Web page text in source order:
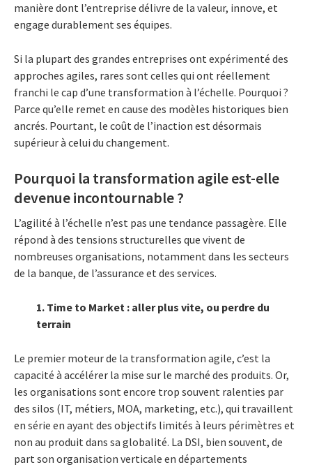
manière dont l’entreprise délivre de la valeur, innove, et
engage durablement ses équipes.
Si la plupart des grandes entreprises ont expérimenté des
approches agiles, rares sont celles qui ont réellement
franchi le cap d’une transformation à l’échelle. Pourquoi ?
Parce qu’elle remet en cause des modèles historiques bien
ancrés. Pourtant, le coût de l’inaction est désormais
supérieur à celui du changement.
Pourquoi la transformation agile est-elle
devenue incontournable ?
L’agilité à l’échelle n’est pas une tendance passagère. Elle
répond à des tensions structurelles que vivent de
nombreuses organisations, notamment dans les secteurs
de la banque, de l’assurance et des services.
1. Time to Market : aller plus vite, ou perdre du
terrain
Le premier moteur de la transformation agile, c’est la
capacité à accélérer la mise sur le marché des produits. Or,
les organisations sont encore trop souvent ralenties par
des silos (IT, métiers, MOA, marketing, etc.), qui travaillent
en série en ayant des objectifs limités à leurs périmètres et
non au produit dans sa globalité. La DSI, bien souvent, de
part son organisation verticale en départements